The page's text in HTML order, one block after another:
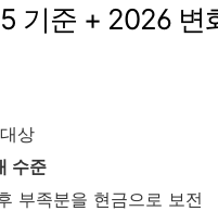
기준 + 2026 변
상
수준
부족분을 현금으로 보전